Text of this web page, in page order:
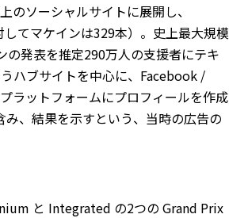
のソーシャルサイトに展開し、
てマケインは329本）。史上最大規模
の発表を推定290万人の支援者にテキ
ハブサイトを中心に、Facebook /
ットフォームにプロフィールを作成
、結果を示すという、当時の広告の
と Integrated の2つの Grand Prix